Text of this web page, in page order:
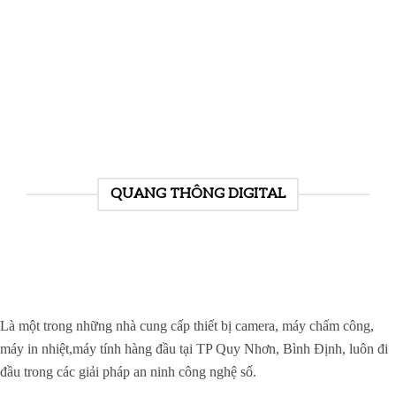
QUANG THÔNG DIGITAL
Là một trong những nhà cung cấp thiết bị camera, máy chấm công,
máy in nhiệt,máy tính hàng đầu tại TP Quy Nhơn, Bình Định, luôn đi
đầu trong các giải pháp an ninh công nghệ số.